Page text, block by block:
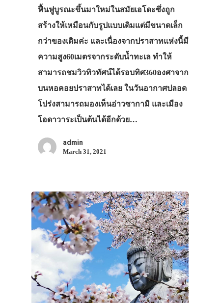
ฟื้นฟูบูรณะขึ้นมาใหม่ในสมัยเอโดะซึ่งถูก
สร้างให้เหมือนกับรูปแบบเดิมแต่มีขนาดเล็ก
กว่าของเดิมค่ะ และเนื่องจากปราสาทแห่งนี้มี
ความสูง60เมตรจากระดับน้ำทะเล ทำให้
สามารถชมวิวทิวทัศน์ได้รอบทิศ360องศาจาก
บนหอคอยปราสาทได้เลย ในวันอากาศปลอด
โปร่งสามารถมองเห็นอ่าวซากามิ และเมือง
โอดาวาระเป็นต้นได้อีกด้วย…
admin
March 31, 2021